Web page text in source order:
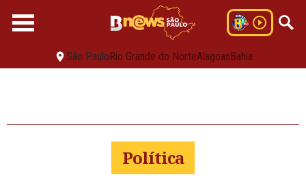
São PauloRio Grande do NorteAlagoasBahia
Política